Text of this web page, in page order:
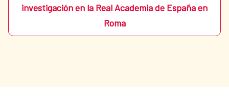
investigación en la Real Academia de España en
Roma